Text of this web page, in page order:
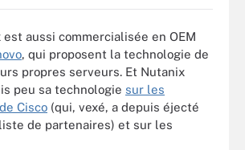
est aussi commercialisée en OEM
, qui proposent la technologie de
propres serveurs. Et Nutanix
peu sa technologie sur les
Cisco (qui, vexé, a depuis éjecté
de partenaires) et sur les